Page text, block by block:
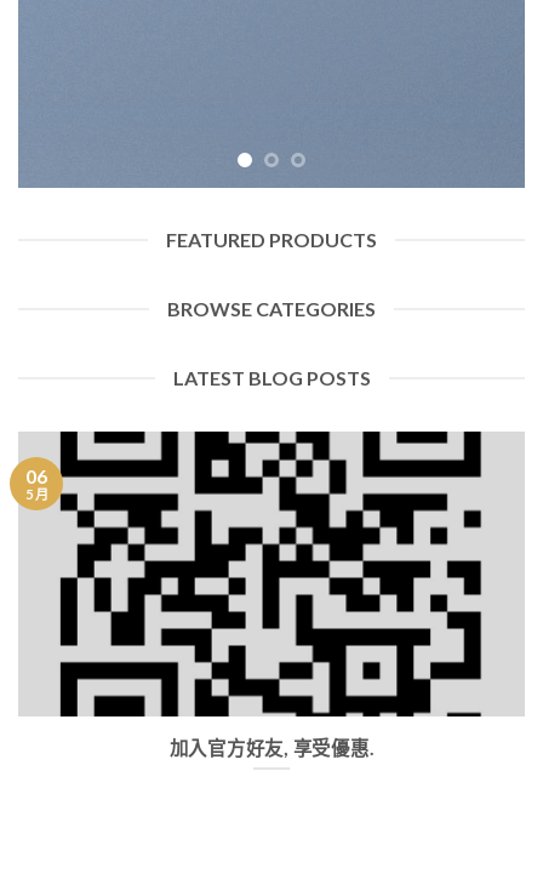
FEATURED PRODUCTS
BROWSE CATEGORIES
LATEST BLOG POSTS
加入官方好友, 享受優惠.
06
5 月